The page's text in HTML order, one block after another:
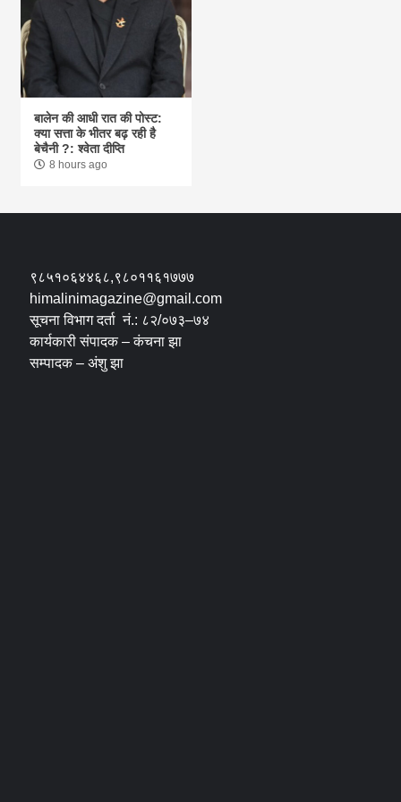
बालेन की आधी रात की पोस्ट:
क्या सत्ता के भीतर बढ़ रही है
बेचैनी ?: श्वेता दीप्ति
8 hours ago
९८५१०६४४६८,९८०११६१७७७
himalinimagazine@gmail.com
सूचना विभाग दर्ता नं.: ८२/०७३–७४
कार्यकारी संपादक – कंचना झा
सम्पादक – अंशु झा